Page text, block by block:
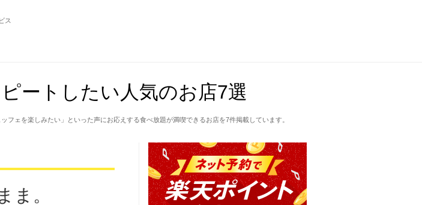
ス
ートしたい人気のお店7選
ェを楽しみたい」といった声にお応えする食べ放題が満喫できるお店を7件掲載しています。
ま。